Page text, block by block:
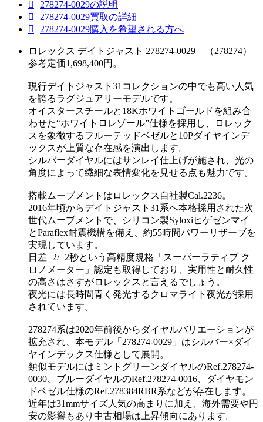
278274-0029の説明
278274-0029買取の詳細
278274-0029購入を希望される方へ
ロレックス デイトジャスト 278274-0029 （278274）
参考定価1,698,400円。
現行デイトジャスト31コレクションの中でも高い人気
を誇るラグジュアリーモデルです。
オイスタースチールと18Kホワイトゴールドを組み合
わせた“ホワイトロレゾール”仕様を採用し、ロレック
スを象徴するフルーテッドベゼルと10Pダイヤインデ
ックスが上質な存在感を演出します。
シルバーダイヤルにはサンレイ仕上げが施され、光の
角度によって繊細な表情変化を見せる点も魅力です。
搭載ムーブメントはロレックス自社製Cal.2236。
2016年頃からデイトジャスト31系へ本格採用された次
世代ムーブメントで、シリコン製Syloxiヒゲゼンマイ
とParaflex耐震機構を備え、約55時間パワーリザーブを
実現しています。
日差−2/+2秒という高精度規格「スーパーラティブ ク
ロノメーター」認定も取得しており、実用性と耐久性
の高さはさすがロレックスと言えるでしょう。
夜光には長時間青く発光するクロマライト夜光が採用
されています。
278274系は2020年前後からダイヤルバリエーションが
拡充され、本モデル「278274-0029」はシルバー×ダイ
ヤインデックス仕様として展開。
類似モデルにはミントグリーンダイヤルのRef.278274-
0030、ブルーダイヤルのRef.278274-0016、ダイヤモン
ドベゼル仕様のRef.278384RBR系などが存在します。
近年は31mmサイズ人気の高まりに加え、海外需要や円
安の影響もあり中古相場は上昇傾向にあります。